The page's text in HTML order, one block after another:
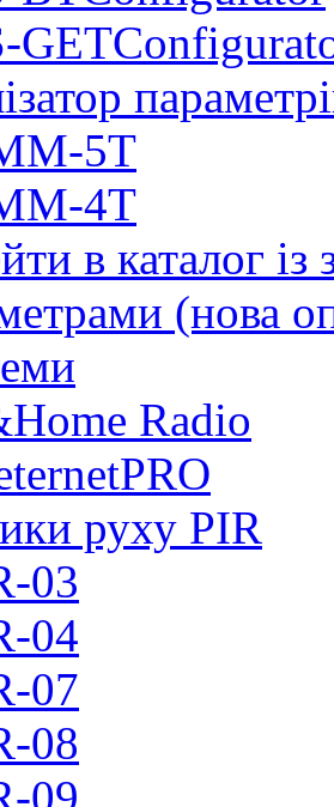
5T
4T
в каталог
(нова
Radio
руху PIR
03
04
07
08